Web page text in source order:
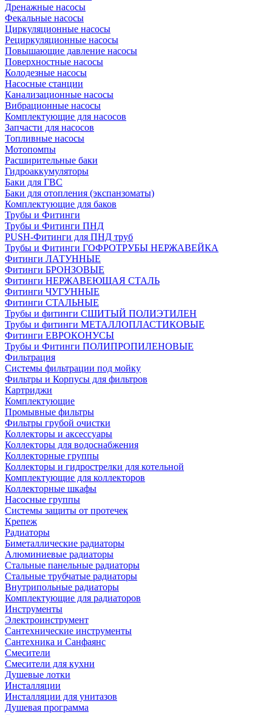
Дренажные насосы
Фекальные насосы
Циркуляционные насосы
Рециркуляционные насосы
Повышающие давление насосы
Поверхностные насосы
Колодезные насосы
Насосные станции
Канализационные насосы
Вибрационные насосы
Комплектующие для насосов
Запчасти для насосов
Топливные насосы
Мотопомпы
Расширительные баки
Гидроаккумуляторы
Баки для ГВС
Баки для отопления (экспанзоматы)
Комплектующие для баков
Трубы и Фитинги
Трубы и Фитинги ПНД
PUSH-Фитинги для ПНД труб
Трубы и Фитинги ГОФРОТРУБЫ НЕРЖАВЕЙКА
Фитинги ЛАТУННЫЕ
Фитинги БРОНЗОВЫЕ
Фитинги НЕРЖАВЕЮЩАЯ СТАЛЬ
Фитинги ЧУГУННЫЕ
Фитинги СТАЛЬНЫЕ
Трубы и фитинги СШИТЫЙ ПОЛИЭТИЛЕН
Трубы и фитинги МЕТАЛЛОПЛАСТИКОВЫЕ
Фитинги ЕВРОКОНУСЫ
Трубы и Фитинги ПОЛИПРОПИЛЕНОВЫЕ
Фильтрация
Системы фильтрации под мойку
Фильтры и Корпусы для фильтров
Картриджи
Комплектующие
Промывные фильтры
Фильтры грубой очистки
Коллекторы и аксессуары
Коллекторы для водоснабжения
Коллекторные группы
Коллекторы и гидрострелки для котельной
Комплектующие для коллекторов
Коллекторные шкафы
Насосные группы
Системы защиты от протечек
Крепеж
Радиаторы
Биметаллические радиаторы
Алюминиевые радиаторы
Стальные панельные радиаторы
Стальные трубчатые радиаторы
Внутрипольные радиаторы
Комплектующие для радиаторов
Инструменты
Электроинструмент
Сантехнические инструменты
Сантехника и Санфаянс
Смесители
Смесители для кухни
Душевые лотки
Инсталляции
Инсталляции для унитазов
Душевая программа